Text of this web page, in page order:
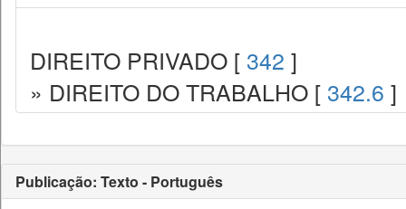
DIREITO PRIVADO [ 342 ]
» DIREITO DO TRABALHO [ 342.6 ]
Publicação: Texto - Português